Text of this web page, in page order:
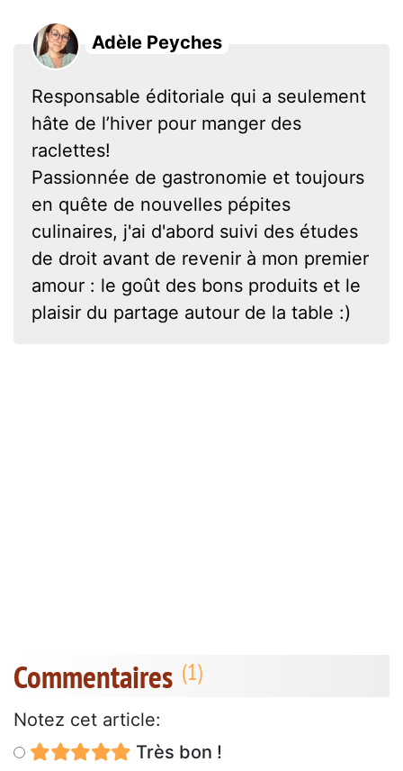
Adèle Peyches
Responsable éditoriale qui a seulement
hâte de l’hiver pour manger des
raclettes!
Passionnée de gastronomie et toujours
en quête de nouvelles pépites
culinaires, j'ai d'abord suivi des études
de droit avant de revenir à mon premier
amour : le goût des bons produits et le
plaisir du partage autour de la table :)
Commentaires
Notez cet article:
Très bon !